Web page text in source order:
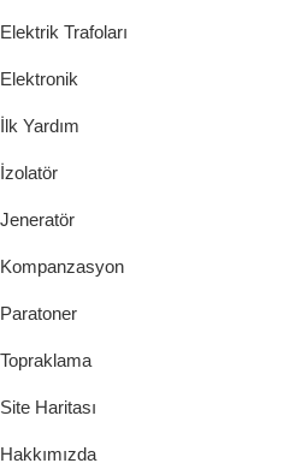
Elektrik Trafoları
Elektronik
İlk Yardım
İzolatör
Jeneratör
Kompanzasyon
Paratoner
Topraklama
Site Haritası
Hakkımızda